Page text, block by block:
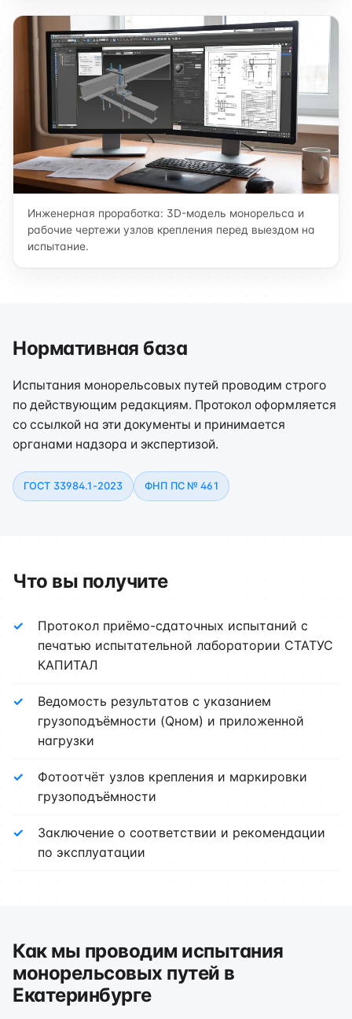
Инженерная проработка: 3D-модель монорельса и
рабочие чертежи узлов крепления перед выездом на
испытание.
Нормативная база
Испытания монорельсовых путей проводим строго
по действующим редакциям. Протокол оформляется
со ссылкой на эти документы и принимается
органами надзора и экспертизой.
ГОСТ 33984.1-2023 ФНП ПС № 461
Что вы получите
Протокол приёмо-сдаточных испытаний с
печатью испытательной лаборатории СТАТУС
КАПИТАЛ
Ведомость результатов с указанием
грузоподъёмности (Qном) и приложенной
нагрузки
Фотоотчёт узлов крепления и маркировки
грузоподъёмности
Заключение о соответствии и рекомендации
по эксплуатации
Как мы проводим испытания
монорельсовых путей в
Екатеринбурге